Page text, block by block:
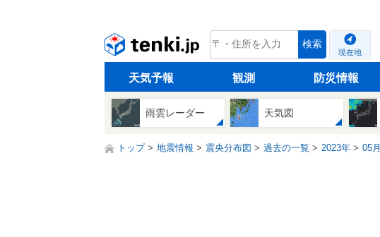
tenki.jp 検索
現在地
天気予報 観測 防災情報
雨雲レーダー 天気図
トップ 地震情報 震央分布図 過去の一覧 2023年 05月